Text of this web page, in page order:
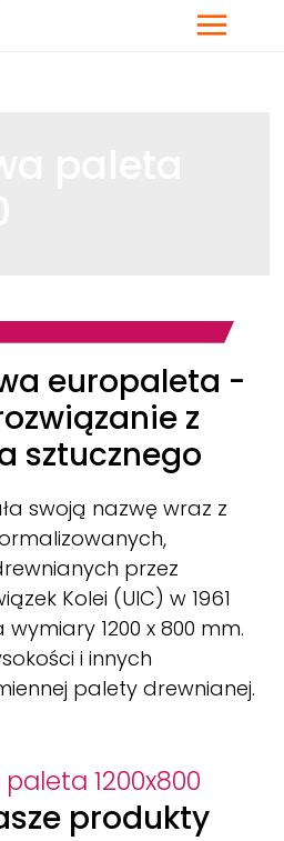
Menu
europaleta -
z
sztucznego
swoją nazwę wraz z
przez
Kolei (UIC) w 1961
1200 x 800 mm.
i innych
palety drewnianej.
1200x800
produkty